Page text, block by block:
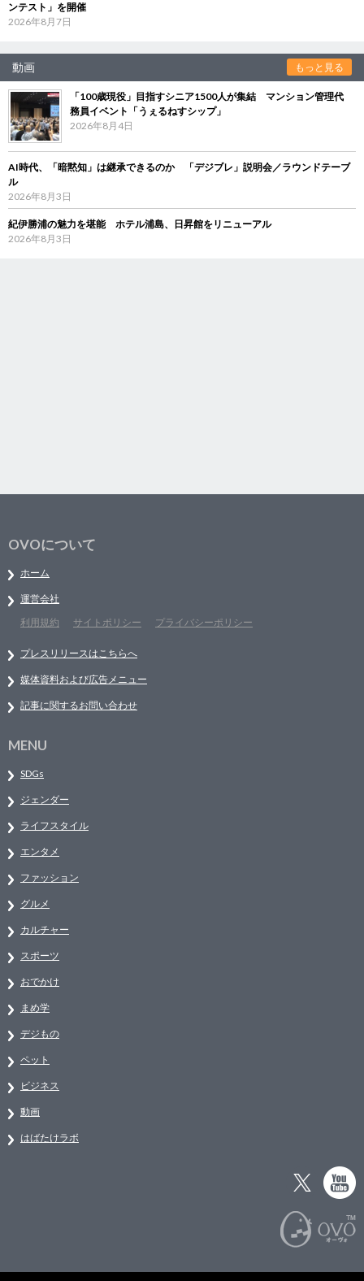
ンテスト」を開催
2026年8月7日
動画 もっと見る
「100歳現役」目指すシニア1500人が集結 マンション管理代
務員イベント「うぇるねすシップ」
2026年8月4日
AI時代、「暗黙知」は継承できるのか 「デジブレ」説明会／ラウンドテーブ
ル
2026年8月3日
紀伊勝浦の魅力を堪能 ホテル浦島、日昇館をリニューアル
2026年8月3日
OVOについて
ホーム
運営会社
利用規約
サイトポリシー プライバシーポリシー
プレスリリースはこちらへ
媒体資料および広告メニュー
記事に関するお問い合わせ
MENU
SDGs
ジェンダー
ライフスタイル
エンタメ
ファッション
グルメ
カルチャー
スポーツ
おでかけ
まめ学
デジもの
ペット
ビジネス
動画
はばたけラボ